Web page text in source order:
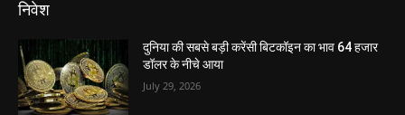
निवेश
दुनिया की सबसे बड़ी करेंसी बिटकॉइन का भाव 64 हजार
डॉलर के नीचे आया
July 29, 2026